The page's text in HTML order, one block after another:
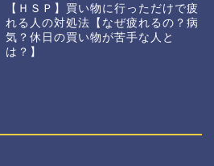
【ＨＳＰ】買い物に行っただけで疲
れる人の対処法【なぜ疲れるの？病
気？休日の買い物が苦手な人と
は？】